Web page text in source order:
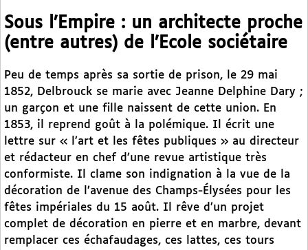
Sous l’Empire : un architecte proche
(entre autres) de l’Ecole sociétaire
Peu de temps après sa sortie de prison, le 29 mai
1852, Delbrouck se marie avec Jeanne Delphine Dary ;
un garçon et une fille naissent de cette union. En
1853, il reprend goût à la polémique. Il écrit une
lettre sur « l’art et les fêtes publiques » au directeur
et rédacteur en chef d’une revue artistique très
conformiste. Il clame son indignation à la vue de la
décoration de l’avenue des Champs-Élysées pour les
fêtes impériales du 15 août. Il rêve d’un projet
complet de décoration en pierre et en marbre, devant
remplacer ces échafaudages, ces lattes, ces tours